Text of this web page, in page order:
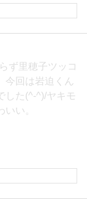
ず里穂子ツッコ
今回は岩迫くん
した(^-^)/ヤキモ
い。